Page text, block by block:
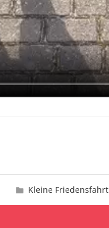
Kleine Friedensfahrt